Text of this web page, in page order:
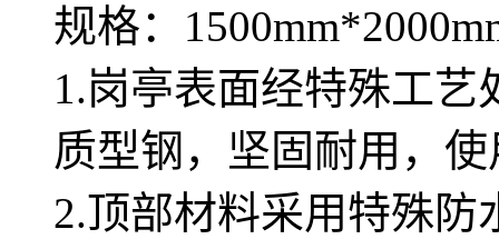
规格：
1.岗亭表面经特殊工
质型钢，坚固耐用，
2.顶部材料采用特殊